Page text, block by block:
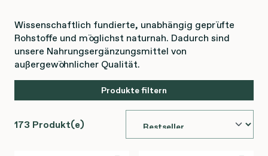
Wissenschaftlich fundierte, unabhängig geprüfte
Rohstoffe und möglichst naturnah. Dadurch sind
unsere Nahrungsergänzungsmittel von
außergewöhnlicher Qualität.
Produkte filtern
173 Produkt(e)